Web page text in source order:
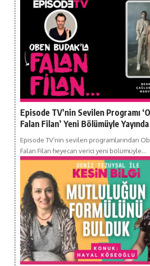
Episode TV’nin Sevilen Programı
Falan Filan’ Yeni Bölümüyle Yayında
Episode TV’nin sevilen programlarından
Falan Filan heyecan verici yeni bölümüyle…